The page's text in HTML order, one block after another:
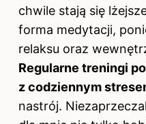
chwile stają się
forma medytacji,
relaksu oraz
Regularne treningi
z codziennym
nastrój.